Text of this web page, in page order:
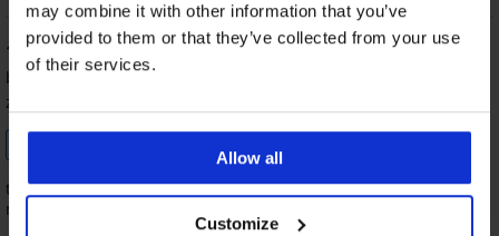
may combine it with other information that you’ve
provided to them or that they’ve collected from your use
of their services.
Allow all
Customize
100
beata
18. 03. 2026
zakupiony rozmiar XL
Zakupione według poradnika
dot. rozmiarów
trochę duże, ja wymieniałam (wymiana bardzo sprawna-super)
majtki bardzo ładne, wysoki stan, kolor piękny polecam